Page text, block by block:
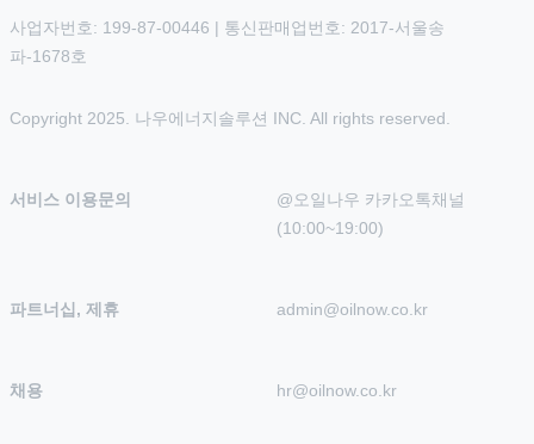
사업자번호: 199-87-00446 | 통신판매업번호: 2017-서울송
파-1678호
Copyright 2025. 나우에너지솔루션 INC. All rights reserved.
서비스 이용문의
@오일나우 카카오톡채널
(10:00~19:00)
파트너십, 제휴 admin@oilnow.co.kr
채용 hr@oilnow.co.kr